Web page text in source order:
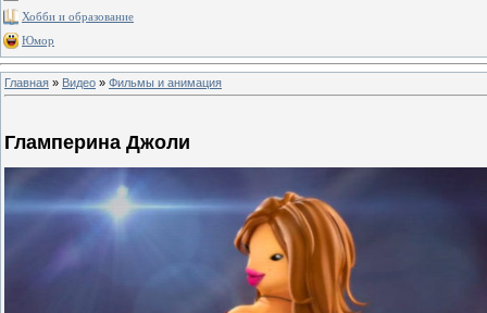
Хобби и образование
Юмор
Главная » Видео » Фильмы и анимация
Гламперина Джоли